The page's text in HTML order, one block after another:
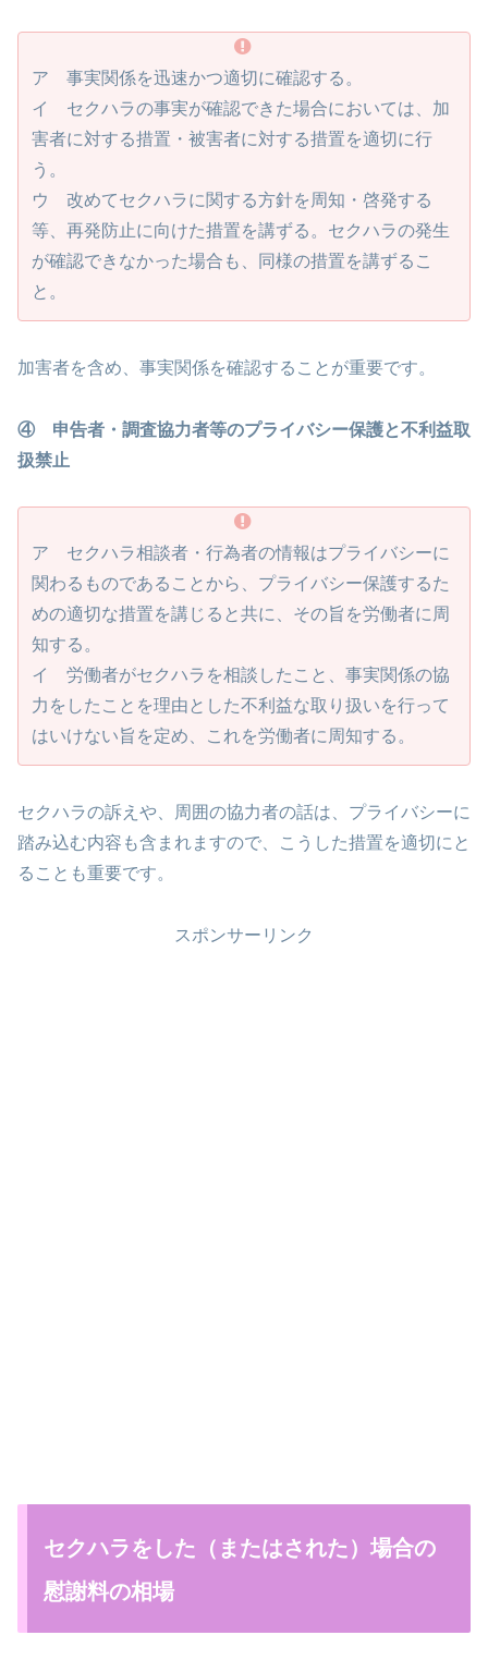
ア 事実関係を迅速かつ適切に確認する。
イ セクハラの事実が確認できた場合においては、加
害者に対する措置・被害者に対する措置を適切に行
う。
ウ 改めてセクハラに関する方針を周知・啓発する
等、再発防止に向けた措置を講ずる。セクハラの発生
が確認できなかった場合も、同様の措置を講ずるこ
と。
加害者を含め、事実関係を確認することが重要です。
④ 申告者・調査協力者等のプライバシー保護と不利益取
扱禁止
ア セクハラ相談者・行為者の情報はプライバシーに
関わるものであることから、プライバシー保護するた
めの適切な措置を講じると共に、その旨を労働者に周
知する。
イ 労働者がセクハラを相談したこと、事実関係の協
力をしたことを理由とした不利益な取り扱いを行って
はいけない旨を定め、これを労働者に周知する。
セクハラの訴えや、周囲の協力者の話は、プライバシーに
踏み込む内容も含まれますので、こうした措置を適切にと
ることも重要です。
スポンサーリンク
セクハラをした（またはされた）場合の
慰謝料の相場